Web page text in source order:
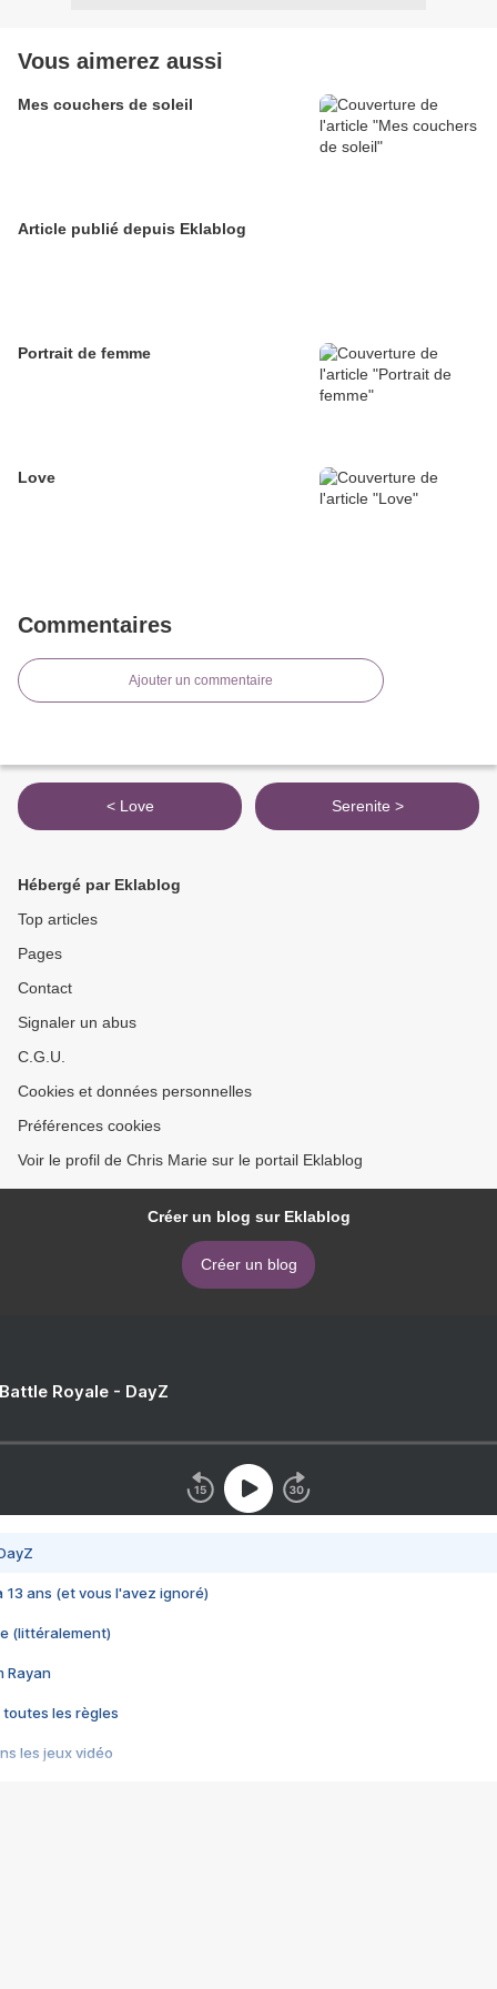
Vous aimerez aussi
Mes couchers de soleil
Article publié depuis Eklablog
Portrait de femme
Love
Commentaires
Ajouter un commentaire
< Love Serenite >
Hébergé par Eklablog
Top articles
Pages
Contact
Signaler un abus
C.G.U.
Cookies et données personnelles
Préférences cookies
Voir le profil de Chris Marie sur le portail Eklablog
Créer un blog sur Eklablog
Créer un blog
Royale - DayZ
13 ans (et vous l'avez ignoré)
(littéralement)
Rayan
toutes les règles
les jeux vidéo